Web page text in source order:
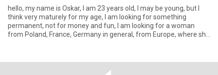
hello, my name is Oskar, I am 23 years old, I may be young, but I
think very maturely for my age, I am looking for something
permanent, not for money and fun, I am looking for a woman
from Poland, France, Germany in general, from Europe, where she